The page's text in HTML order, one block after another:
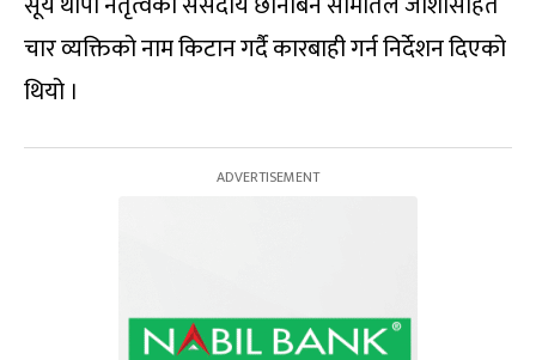
चार व्यक्तिको नाम किटान गर्दै कारबाही गर्न निर्देशन दिएको
थियो ।